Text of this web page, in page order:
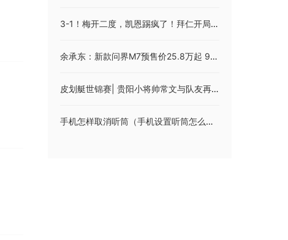
3-1！梅开二度，凯恩踢疯了！拜仁开局2连胜，升至德甲积分榜第二
余承东：新款问界M7预售价25.8万起 9月12日上市
皮划艇世锦赛| 贵阳小将帅常文与队友再夺金牌
手机怎样取消听筒（手机设置听筒怎么取消）